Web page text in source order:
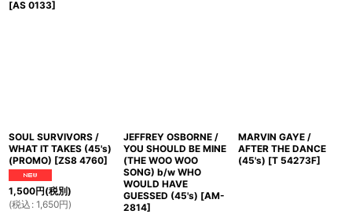
[AS 0133]
SOUL SURVIVORS /
WHAT IT TAKES (45's)
(PROMO) [ZS8 4760]
1,500円(税別)
(税込 : 1,650円)
JEFFREY OSBORNE /
YOU SHOULD BE MINE
(THE WOO WOO
SONG) b/w WHO
WOULD HAVE
GUESSED (45's) [AM-
2814]
MARVIN GAYE /
AFTER THE DANCE
(45's) [T 54273F]